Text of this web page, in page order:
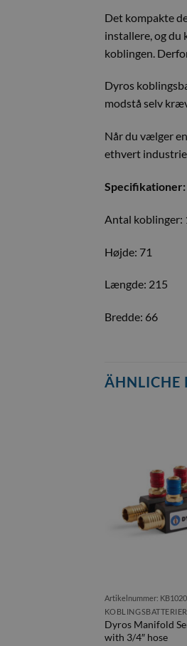
Det kompakte
installere, og du
koblingen.
Dyros
modstå selv
Når du vælger
ethvert
Specifikationer:
Antal koblinger:
Højde: 71
Længde: 215
Bredde: 66
ÄHNLICHE
Artikelnummer:
KOBLINGSBATTERIER
Dyros Manifold
with 3/4″ hose